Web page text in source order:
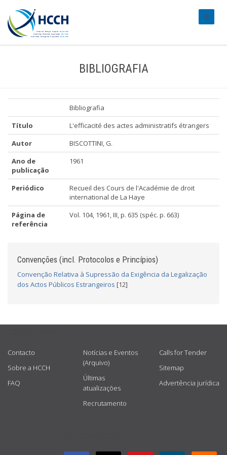
BIBLIOGRAFIA
Bibliografia
Título
L'efficacité des actes administratifs étrangers
Autor
BISCOTTINI, G.
Ano de
publicação
1961
Periódico
Recueil des Cours de l'Académie de droit
international de La Haye
Página de
referência
Vol. 104, 1961, III, p. 635 (spéc. p. 663)
Convenções (incl. Protocolos e Princípios)
Convenção Relativa à Supressão da Exigência da Legalização
dos Actos Públicos Estrangeiros [12]
Contacto
Sobre a HCCH
FAQ
Notícias e Eventos
(Arquivo)
Últimas
atualizações
Recrutamento
Calls for Tender
Sitemap
Advertência jurídica